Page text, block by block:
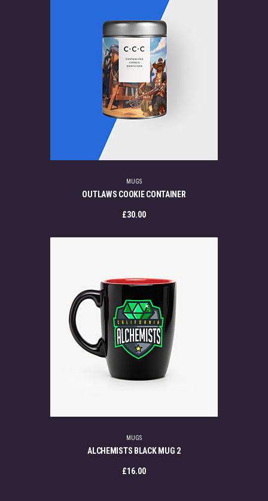
MUGS
OUTLAWS COOKIE CONTAINER
£30.00
MUGS
ALCHEMISTS BLACK MUG 2
£16.00